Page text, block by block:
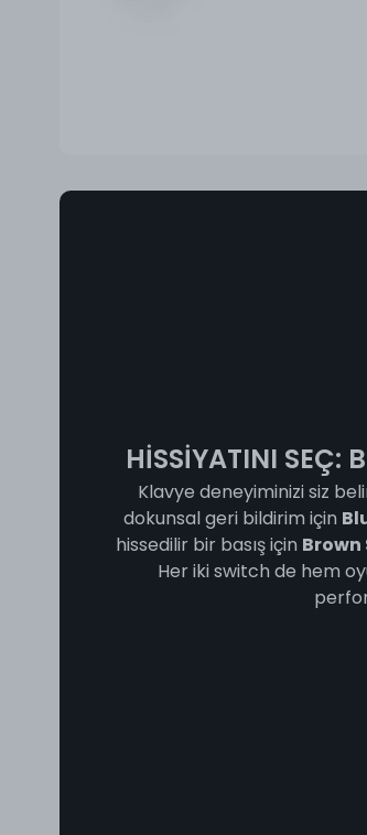
HİSSİYATINI SEÇ:
Klavye deneyiminizi siz
dokunsal geri bildirim için
hissedilir bir basış için Brown
Her iki switch de hem